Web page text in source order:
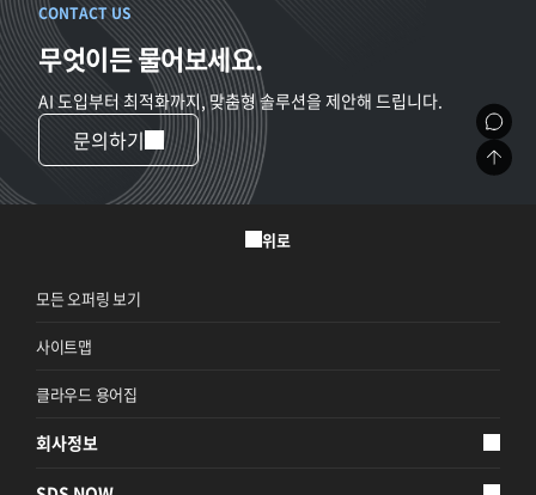
CONTACT US
무엇이든 물어보세요.
AI 도입부터 최적화까지, 맞춤형 솔루션을 제안해 드립니다.
문의하기
위로
모든 오퍼링 보기
사이트맵
클라우드 용어집
회사정보